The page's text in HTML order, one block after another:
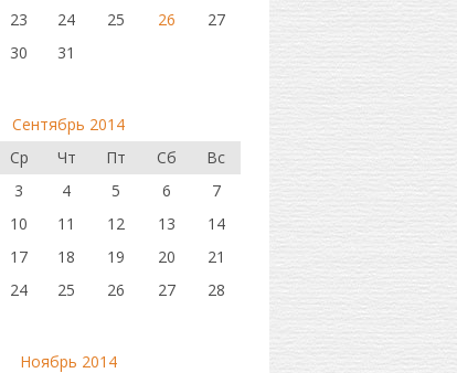
23 24 25 26
27
30 31
Сентябрь 2014
Ср Чт Пт Сб
Вс
3 4 5 6
7
10 11 12 13
14
17 18 19 20
21
24 25 26 27
28
Ноябрь 2014